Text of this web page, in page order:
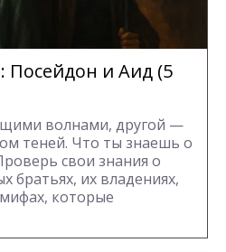
Посейдон и Аид (5
волнами, другой —
теней. Что ты знаешь о
свои знания о
братьях, их владениях,
которые